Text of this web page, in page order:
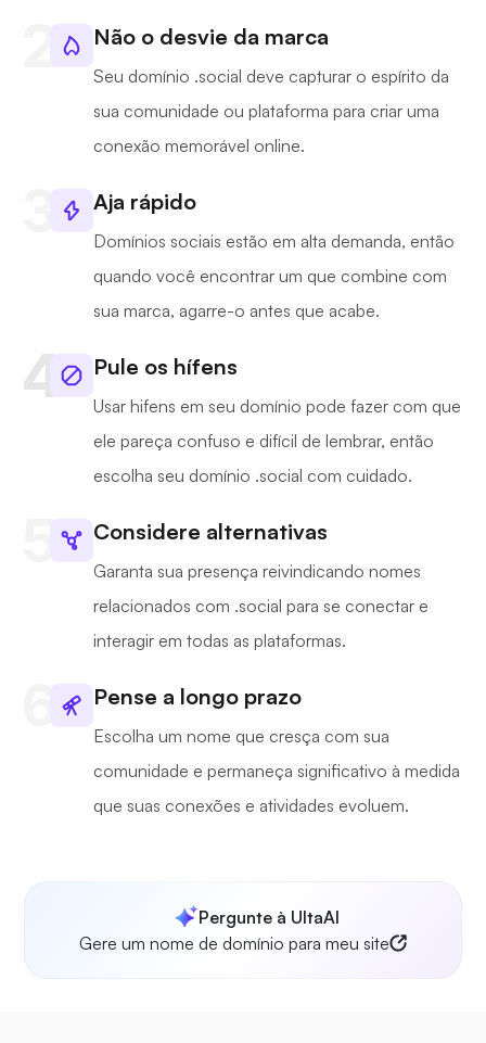
Não o desvie da marca
Seu domínio .social deve capturar o espírito da
sua comunidade ou plataforma para criar uma
conexão memorável online.
Aja rápido
Domínios sociais estão em alta demanda, então
quando você encontrar um que combine com
sua marca, agarre-o antes que acabe.
Pule os hífens
Usar hifens em seu domínio pode fazer com que
ele pareça confuso e difícil de lembrar, então
escolha seu domínio .social com cuidado.
Considere alternativas
Garanta sua presença reivindicando nomes
relacionados com .social para se conectar e
interagir em todas as plataformas.
Pense a longo prazo
Escolha um nome que cresça com sua
comunidade e permaneça significativo à medida
que suas conexões e atividades evoluem.
Pergunte à UltaAI
Gere um nome de domínio para meu site